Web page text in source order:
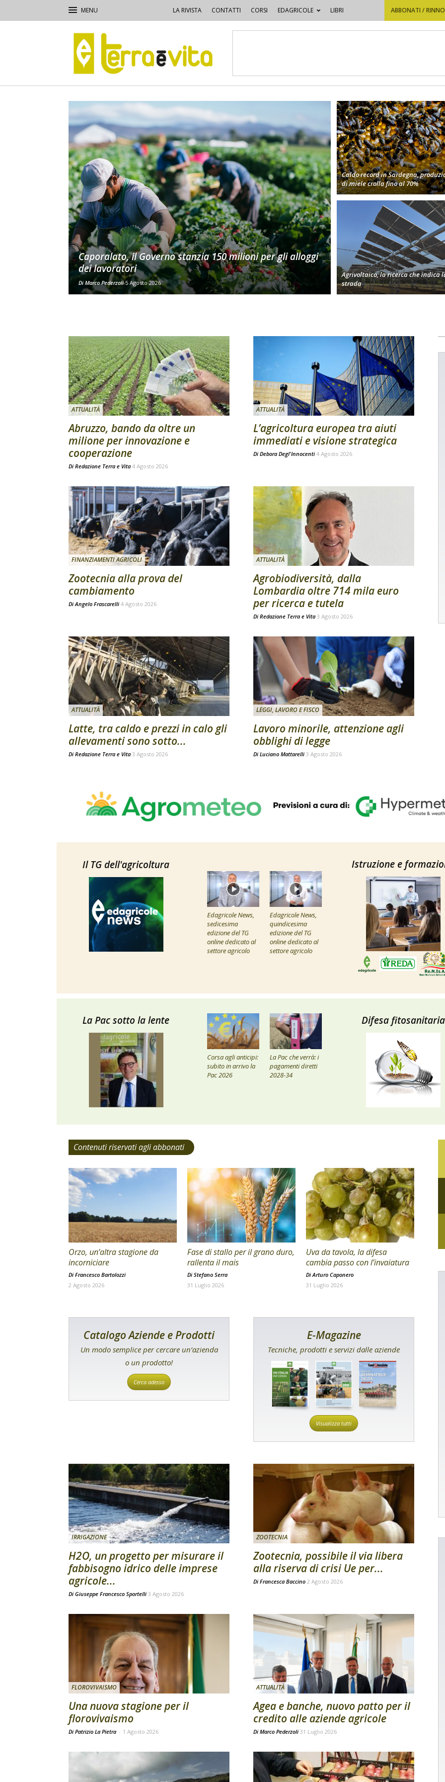
LA RIVISTA CONTATTI CORSI EDAGRICOLE LIBRI ABBONATI /
e
Vita
Caporalato, il Governo stanzia 150 milioni per gli alloggi
dei lavoratori
Di Marco Pederzoli 5 Agosto 2026
Caldo record in Sardegna,
di miele crolla fino al 70%
Agrivoltaico, la ricerca che indica
strada
ATTUALITÀ
Abruzzo, bando da oltre un
milione per innovazione e
cooperazione
Di Redazione Terra e Vita 4 Agosto 2026
ATTUALITÀ
L’agricoltura europea tra aiuti
immediati e visione strategica
Di Debora Degl'Innocenti 4 Agosto 2026
FINANZIAMENTI AGRICOLI
Zootecnia alla prova del
cambiamento
Di Angelo Frascarelli 4 Agosto 2026
ATTUALITÀ
Agrobiodiversità, dalla
Lombardia oltre 714 mila euro
per ricerca e tutela
Di Redazione Terra e Vita 3 Agosto 2026
ATTUALITÀ
Latte, tra caldo e prezzi in calo gli
allevamenti sono sotto...
Di Redazione Terra e Vita 3 Agosto 2026
LEGGI, LAVORO E FISCO
Lavoro minorile, attenzione agli
obblighi di legge
Di Luciano Mattarelli 3 Agosto 2026
Il TG dell'agricoltura
Edagricole News,
sedicesima
edizione del TG
online dedicato al
settore agricolo
Edagricole News,
quindicesima
edizione del TG
online dedicato al
settore agricolo
Istruzione e
La Pac sotto la lente
Corsa agli anticipi:
subito in arrivo la
Pac 2026
La Pac che verrà: i
pagamenti diretti
2028-34
Difesa fitosanitaria
Contenuti riservati agli abbonati
Orzo, un’altra stagione da
incorniciare
Di Francesco Bartolozzi
2 Agosto 2026
Fase di stallo per il grano duro,
rallenta il mais
Di Stefano Serra
31 Luglio 2026
Uva da tavola, la difesa
cambia passo con l’invaiatura
Di Arturo Caponero
31 Luglio 2026
Catalogo Aziende e Prodotti
Un modo semplice per cercare un’azienda
o un prodotto!
Cerca adesso
E-Magazine
Tecniche, prodotti e servizi dalle aziende
Visualizza tutti
IRRIGAZIONE
H2O, un progetto per misurare il
fabbisogno idrico delle imprese
agricole...
Di Giuseppe Francesco Sportelli 3 Agosto 2026
ZOOTECNIA
Zootecnia, possibile il via libera
alla riserva di crisi Ue per...
Di Francesca Baccino 2 Agosto 2026
FLOROVIVAISMO
Una nuova stagione per il
florovivaismo
Di Patrizio La Pietra - 1 Agosto 2026
ATTUALITÀ
Agea e banche, nuovo patto per il
credito alle aziende agricole
Di Marco Pederzoli 31 Luglio 2026